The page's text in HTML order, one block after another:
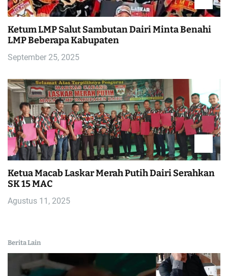
Ketum LMP Salut Sambutan Dairi Minta Benahi
LMP Beberapa Kabupaten
September 25, 2025
Ketua Macab Laskar Merah Putih Dairi Serahkan
SK 15 MAC
Agustus 11, 2025
Berita Lain